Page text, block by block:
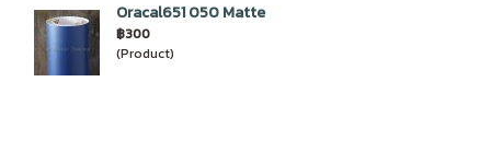
Oracal651 050 Matte
฿300
(Product)